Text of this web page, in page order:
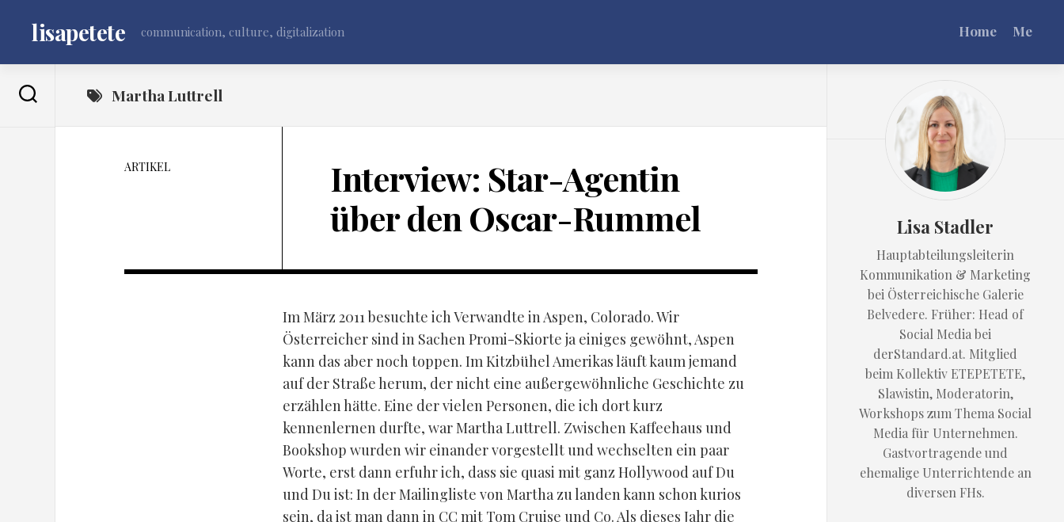
contentlisapetete communication, culture, digitalization Home Me
Martha Luttrell
ARTIKEL
Interview: Star-Agentin
über den Oscar-Rummel
Im März 2011 besuchte ich Verwandte in Aspen, Colorado. Wir
Österreicher sind in Sachen Promi-Skiorte ja einiges gewöhnt, Aspen
kann das aber noch toppen. Im Kitzbühel Amerikas läuft kaum jemand
auf der Straße herum, der nicht eine außergewöhnliche Geschichte zu
erzählen hätte. Eine der vielen Personen, die ich dort kurz
kennenlernen durfte, war Martha Luttrell. Zwischen Kaffeehaus und
Bookshop wurden wir einander vorgestellt und wechselten ein paar
Worte, erst dann erfuhr ich, dass sie quasi mit ganz Hollywood auf Du
und Du ist: In der Mailingliste von Martha zu landen kann schon kurios
sein, da ist man dann in CC mit Tom Cruise und Co. Als dieses Jahr die
Lisa Stadler
Hauptabteilungsleiterin
Kommunikation & Marketing
bei Österreichische Galerie
Belvedere. Früher: Head of
Social Media bei
derStandard.at. Mitglied
beim Kollektiv ETEPETETE,
Slawistin, Moderatorin,
Workshops zum Thema Social
Media für Unternehmen.
Gastvortragende und
ehemalige Unterrichtende an
diversen FHs.